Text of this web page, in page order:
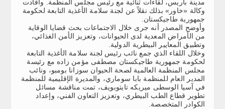
مدينة باريس، لقاءات ثنائية مع رئيس مجلس المنظمة. وأفادت
وكالة «خاور» بذلك نقلاً عن لجنة سلامة الأغذية التابعة لحكومة
جمهورية طاجيكستان.
وأوضح المصدر أنه جرى خلال الاجتماعات بحث قضايا الوقاية
من الأمراض المعدية لدى الحيوانات، وتعزيز الأمن الغذائي،
وتطبيق المعايير البيطرية الدولية.
وخلال اللقاء الذي جمع نائب رئيس لجنة سلامة الأغذية التابعة
لحكومة جمهورية طاجيكستان مصطفى مؤمن زاده مع رئيسة
مجلس المنظمة العالمية لصحة الحيوان سوزانا بومبو، ونائب
المدير العام للمنظمة بابا سوماري، والمديرة الإقليمية للمنظمة
في آسيا الوسطى ميريكه تايتوبويف، تمت مناقشة مسائل
تطوير قطاع الطب البيطري، وتعزيز التعاون الفني، وإعداد
الكوادر المتخصصة.